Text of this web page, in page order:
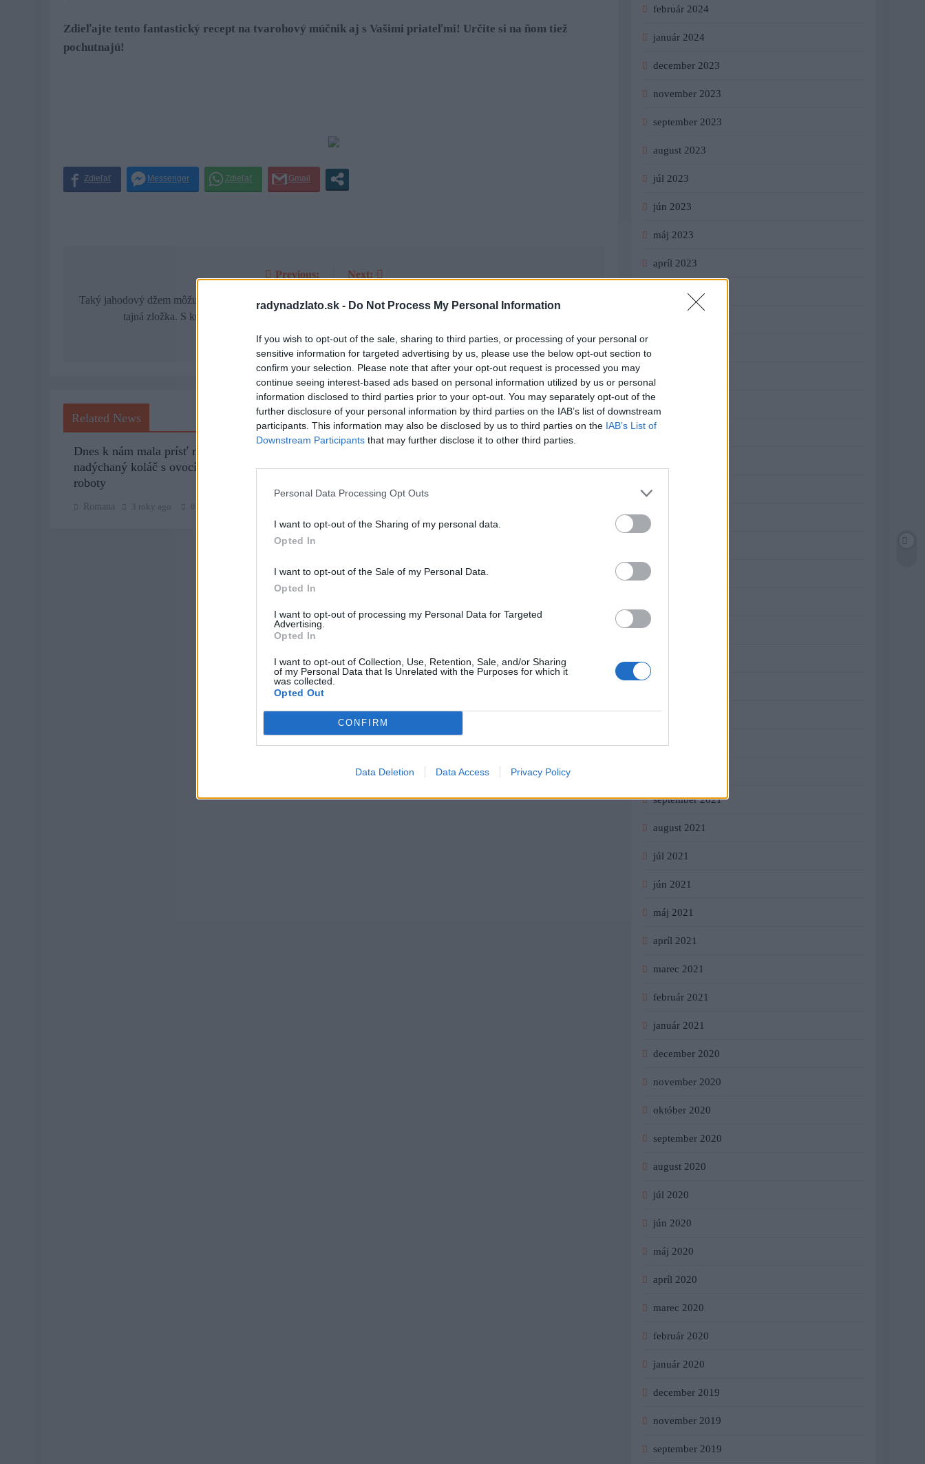
radynadzlato.sk - Do Not Process My Personal Information
If you wish to opt-out of the sale, sharing to third parties, or processing of your personal or
sensitive information for targeted advertising by us, please use the below opt-out section to
confirm your selection. Please note that after your opt-out request is processed you may
continue seeing interest-based ads based on personal information utilized by us or personal
information disclosed to third parties prior to your opt-out. You may separately opt-out of the
further disclosure of your personal information by third parties on the IAB’s list of downstream
participants. This information may also be disclosed by us to third parties on the IAB’s List of
Downstream Participants that may further disclose it to other third parties.
Personal Data Processing Opt Outs
I want to opt-out of the Sharing of my personal data.
Opted In
I want to opt-out of the Sale of my Personal Data.
Opted In
I want to opt-out of processing my Personal Data for Targeted
Advertising.
Opted In
I want to opt-out of Collection, Use, Retention, Sale, and/or Sharing
of my Personal Data that Is Unrelated with the Purposes for which it
was collected.
Opted Out
CONFIRM
Data Deletion Data Access Privacy Policy
Zdieľajte tento fantastický recept na tvarohový múčnik aj s Vašimi priateľmi! Určite si na ňom tiež
pochutnajú!
v
Previous:
Taký jahodový džem môžu robiť len babičky! Tu je ich
tajná zložka. S kupovaným sa nedá porovnať
Next:
Táto žena strávila 2 dni zbieraním suchých konárikov
chcieť aj vy
Related News
Dnes k nám mala prísť návšteva. Urobila som
nadýchaný koláč s ovocím. Nebolo s ním ani veľa
roboty
Romana 3 roky ago
pani cukrárky a bez pečenia
Simonidessa 3 roky ago
február 2024
január 2024
december 2023
november 2023
september 2023
august 2023
júl 2023
jún 2023
máj 2023
apríl 2023
marec 2023
október 2022
december 2021
november 2021
september 2021
august 2021
júl 2021
jún 2021
máj 2021
apríl 2021
marec 2021
február 2021
január 2021
december 2020
november 2020
október 2020
september 2020
august 2020
júl 2020
jún 2020
máj 2020
apríl 2020
marec 2020
február 2020
január 2020
december 2019
november 2019
september 2019